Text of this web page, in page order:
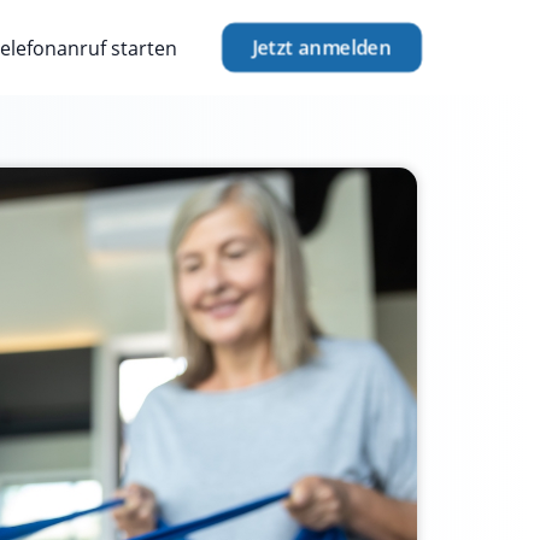
starten Jetzt anmelden